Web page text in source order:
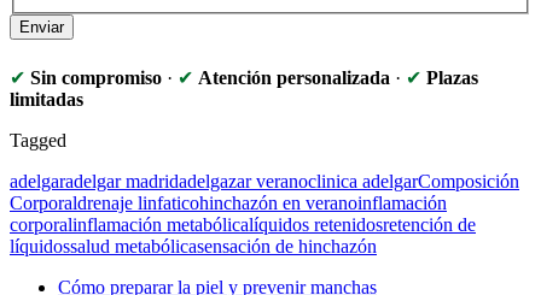
✔ Sin compromiso · ✔ Atención personalizada · ✔ Plazas
limitadas
Tagged
adelgaradelgar madridadelgazar veranoclinica adelgarComposición
Corporaldrenaje linfaticohinchazón en veranoinflamación
corporalinflamación metabólicalíquidos retenidosretención de
líquidossalud metabólicasensación de hinchazón
Cómo preparar la piel y prevenir manchas